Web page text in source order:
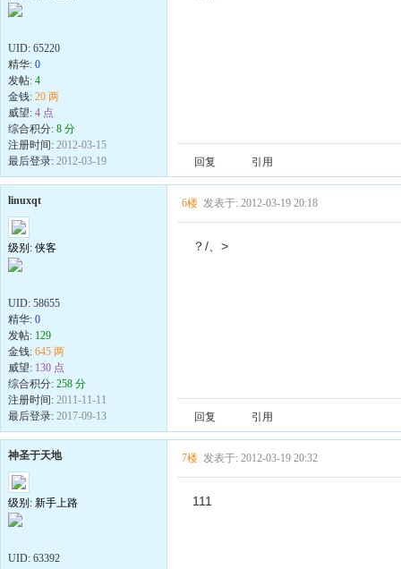
UID: 65220
精华: 0
发帖: 4
金钱: 20 两
威望: 4 点
综合积分: 8 分
注册时间: 2012-03-15
最后登录: 2012-03-19 回复 引用
linuxqt
级别: 侠客
UID: 58655
精华: 0
发帖: 129
金钱: 645 两
威望: 130 点
综合积分: 258 分
注册时间: 2011-11-11
最后登录: 2017-09-13
6楼 发表于: 2012-03-19 20:18
？/、>
回复 引用
神圣于天地
级别: 新手上路
UID: 63392
7楼 发表于: 2012-03-19 20:32
111